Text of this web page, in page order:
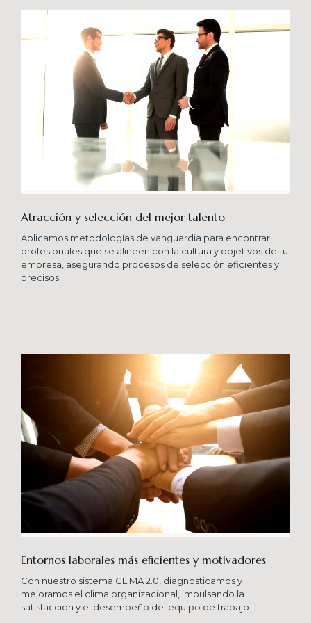
potencien su crecimiento en los niveles
esperados combinando una serie de buenas
prácticas y diversas metodologías.
Atracción y selección del mejor talento
Aplicamos metodologías de vanguardia para encontrar
profesionales que se alineen con la cultura y objetivos de tu
empresa, asegurando procesos de selección eficientes y
precisos.
Entornos laborales más eficientes y motivadores
Con nuestro sistema CLIMA 2.0, diagnosticamos y
mejoramos el clima organizacional, impulsando la
satisfacción y el desempeño del equipo de trabajo.